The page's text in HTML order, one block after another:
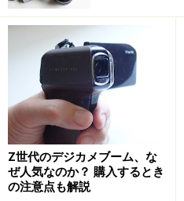
Z世代のデジカメブーム、な
ぜ人気なのか？ 購入するとき
の注意点も解説